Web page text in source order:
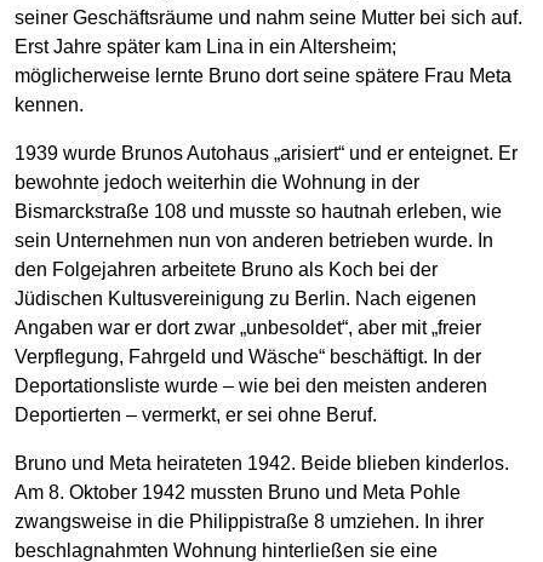
seiner Geschäftsräume und nahm seine Mutter bei sich auf.
Erst Jahre später kam Lina in ein Altersheim;
möglicherweise lernte Bruno dort seine spätere Frau Meta
kennen.
1939 wurde Brunos Autohaus „arisiert“ und er enteignet. Er
bewohnte jedoch weiterhin die Wohnung in der
Bismarckstraße 108 und musste so hautnah erleben, wie
sein Unternehmen nun von anderen betrieben wurde. In
den Folgejahren arbeitete Bruno als Koch bei der
Jüdischen Kultusvereinigung zu Berlin. Nach eigenen
Angaben war er dort zwar „unbesoldet“, aber mit „freier
Verpflegung, Fahrgeld und Wäsche“ beschäftigt. In der
Deportationsliste wurde – wie bei den meisten anderen
Deportierten – vermerkt, er sei ohne Beruf.
Bruno und Meta heirateten 1942. Beide blieben kinderlos.
Am 8. Oktober 1942 mussten Bruno und Meta Pohle
zwangsweise in die Philippistraße 8 umziehen. In ihrer
beschlagnahmten Wohnung hinterließen sie eine